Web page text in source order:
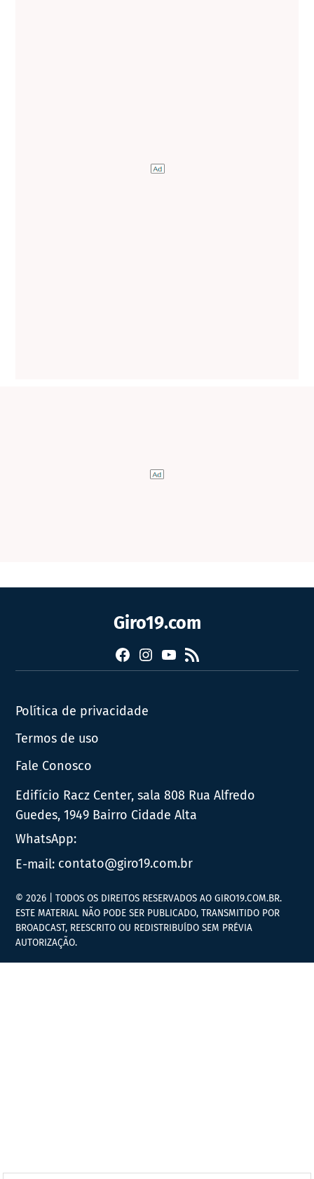
Giro19.com
FacebookInstagram
YouTube
RSS
Política de privacidade
Termos de uso
Fale Conosco
Edifício Racz Center, sala 808 Rua Alfredo
Guedes, 1949 Bairro Cidade Alta
WhatsApp:
E-mail: contato@giro19.com.br
© 2026 | TODOS OS DIREITOS RESERVADOS AO GIRO19.COM.BR.
ESTE MATERIAL NÃO PODE SER PUBLICADO, TRANSMITIDO POR
BROADCAST, REESCRITO OU REDISTRIBUÍDO SEM PRÉVIA
AUTORIZAÇÃO.